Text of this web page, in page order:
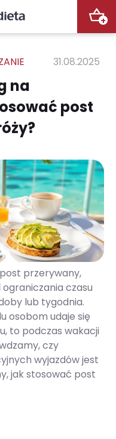
+
31.08.2025
na
post
przerywany,
czasu
lub tygodnia.
osobom udaje się
to podczas wakacji
czy
wyjazdów jest
jak stosować post